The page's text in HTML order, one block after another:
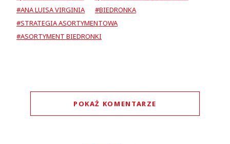
#ANA LUISA VIRGINIA
#BIEDRONKA
#STRATEGIA ASORTYMENTOWA
#ASORTYMENT BIEDRONKI
POKAŻ KOMENTARZE